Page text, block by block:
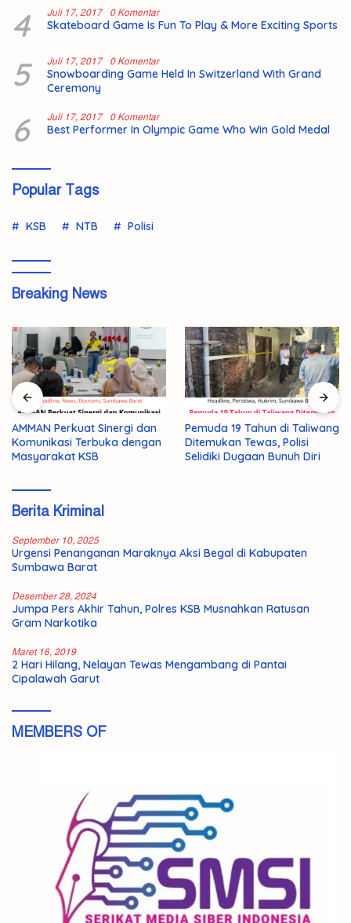
4 Juli 17, 2017 0 Komentar
Skateboard Game Is Fun To Play & More Exciting Sports
5 Juli 17, 2017 0 Komentar
Snowboarding Game Held In Switzerland With Grand
Ceremony
6 Juli 17, 2017 0 Komentar
Best Performer In Olympic Game Who Win Gold Medal
Popular Tags
KSB NTB Polisi
Breaking News
Pemuda 19 Tahun di Taliwang
Ditemukan Tewas, Polisi
Selidiki Dugaan Bunuh Diri
179 Peserta Lolos Tahap
Awal Program Prima,
Rebutkan 50 Kursi Emas ke
Berita Kriminal
September 10, 2025
Urgensi Penanganan Maraknya Aksi Begal di Kabupaten
Sumbawa Barat
Desember 28, 2024
Jumpa Pers Akhir Tahun, Polres KSB Musnahkan Ratusan
Gram Narkotika
Maret 16, 2019
2 Hari Hilang, Nelayan Tewas Mengambang di Pantai
Cipalawah Garut
MEMBERS OF